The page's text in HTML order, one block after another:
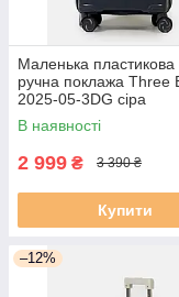
Маленька пластикова
ручна поклажа Three
2025-05-3DG сіра
В наявності
2 999 ₴ 3 390 ₴
Купити
–12%